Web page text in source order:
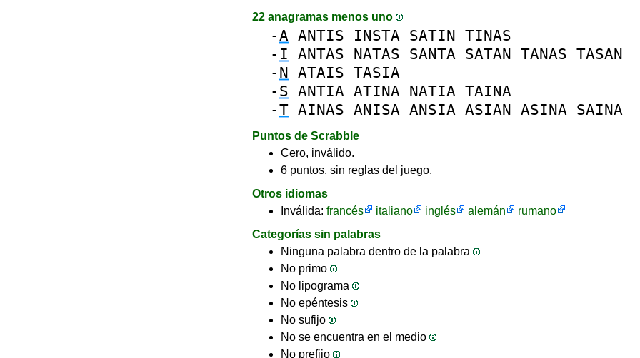
22 anagramas menos uno
-A ANTIS INSTA SATIN TINAS
- I ANTAS NATAS SANTA SATAN TANAS TASAN
- N ATAIS TASIA
- S ANTIA ATINA NATIA TAINA
-T AINAS ANISA ANSIA ASIAN ASINA SAINA
Puntos de Scrabble
Cero, inválido.
6 puntos, sin reglas del juego.
Otros idiomas
Inválida: francés italiano inglés alemán
rumano
Categorías sin palabras
Ninguna palabra dentro de la palabra
No primo
No lipograma
No epéntesis
No sufijo
No se encuentra en el medio
No prefijo